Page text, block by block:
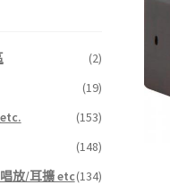
(2)
(19)
(153)
(148)
放/耳擴 etc(134)